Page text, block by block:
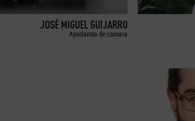
JOSÉ MIGUEL GUIJARRO
Ayudantía de cámara